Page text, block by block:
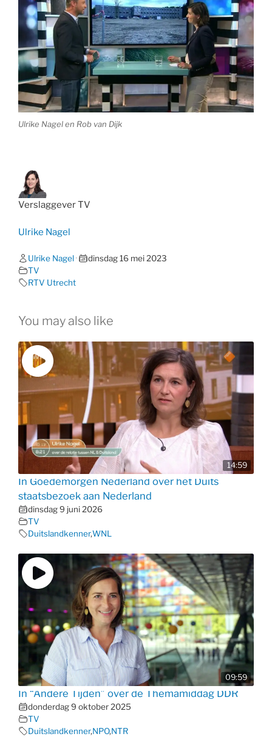
Ulrike Nagel en Rob van Dijk
Verslaggever TV
Ulrike Nagel
Ulrike Nagel •
dinsdag 16 mei 2023
TV
RTV Utrecht
You may also like
14:59
In Goedemorgen Nederland over het Duits
staatsbezoek aan Nederland
dinsdag 9 juni 2026
TV
Duitslandkenner,WNL
09:59
In “Andere Tijden” over de Themamiddag DDR
donderdag 9 oktober 2025
TV
Duitslandkenner,NPO,NTR